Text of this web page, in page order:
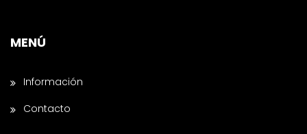
MENÚ
Información
Contacto